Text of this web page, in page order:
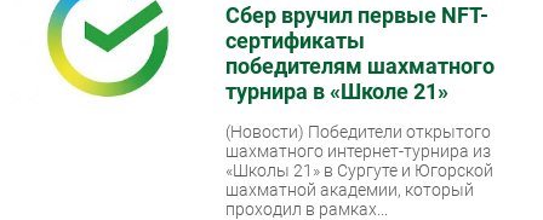
Сбер вручил первые NFT-
сертификаты
победителям шахматного
турнира в «Школе 21»
(Новости) Победители открытого
шахматного интернет-турнира из
«Школы 21» в Сургуте и Югорской
шахматной академии, который
проходил в рамках...